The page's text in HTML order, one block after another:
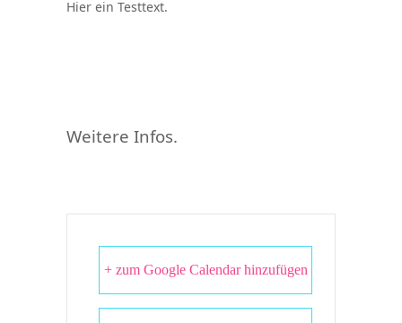
Hier ein Testtext.
Weitere Infos.
+ zum Google Calendar hinzufügen